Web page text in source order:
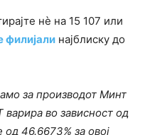
нѐ на 15 107 или
филијали најблиску до
за производот Минт
во зависност од
46.6673% за овој